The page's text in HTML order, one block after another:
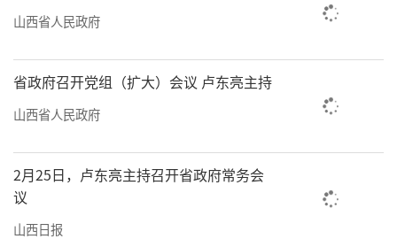
山西省人民政府
省政府召开党组（扩大）会议 卢东亮主持
山西省人民政府
2月25日，卢东亮主持召开省政府常务会
议
山西日报